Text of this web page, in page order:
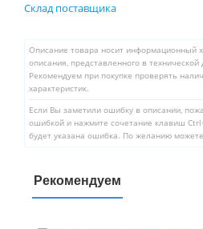
Склад поставщика
Описание товара носит информационный
описания, представленного в
Рекомендуем при покупке проверять
характеристик.
Если Вы заметили ошибку в описании,
ошибкой и нажмите сочетание клавиш
будет указана ошибка. По желанию
Рекомендуем